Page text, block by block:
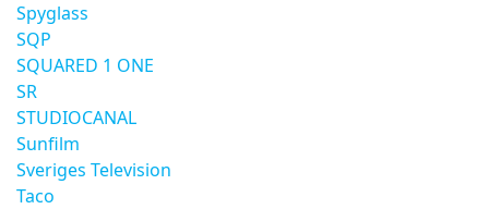
Spyglass
SQP
SQUARED 1 ONE
SR
STUDIOCANAL
Sunfilm
Sveriges Television
Taco